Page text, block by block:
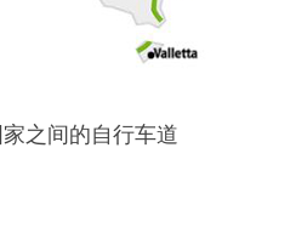
之间的自行车道